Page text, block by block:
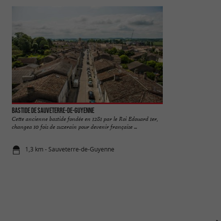
Bastide de Sauveterre-de-Guyenne
Cette ancienne bastide fondée en 1281 par le Roi Edouard 1er,
changea 10 fois de suzerain pour devenir française ...
1,3 km - Sauveterre-de-Guyenne